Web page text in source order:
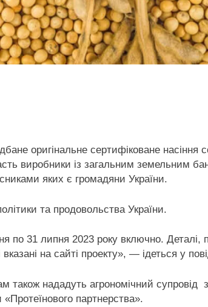
оригінальне сертифіковане насіння
виробники із загальним земельним
яких є громадяни України.
та продовольства України.
по 31 липня 2023 року включно. Деталі,
на сайті проекту», — ідеться у
також нададуть агрономічний супровід
партнерства».